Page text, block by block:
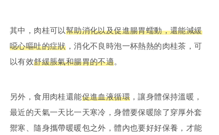
其中，肉桂可以幫助消化以及促進腸胃蠕動，還能減緩
噁心嘔吐的症狀，消化不良時泡一杯熱熱的肉桂茶，可
以有效舒緩脹氣和腸胃的不適。
另外，食用肉桂還能促進血液循環 ，讓身體保持溫暖，
最近的天氣一天比一天寒冷，身體要保暖除了穿厚外套
禦寒、隨身攜帶暖暖包之外，體內也要好好保養，才能